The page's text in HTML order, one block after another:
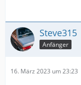
Steve315
Anfänger
16. März 2023 um 23:23